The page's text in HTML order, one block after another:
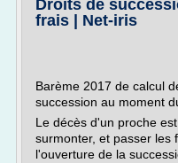
Droits de
frais | Net-iris
Barème 2017 de calcul
succession au moment
Le décès d'un proche
surmonter, et passer les
l'ouverture de la